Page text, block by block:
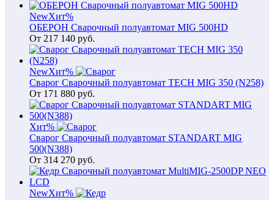
NewХит%
ОБЕРОН Сварочный полуавтомат MIG 500HD
От 217 140 руб.
NewХит%
Сварог Сварочный полуавтомат TECH MIG 350 (N258)
От 171 880 руб.
Хит%
Сварог Сварочный полуавтомат STANDART MIG
500(N388)
От 314 270 руб.
NewХит%